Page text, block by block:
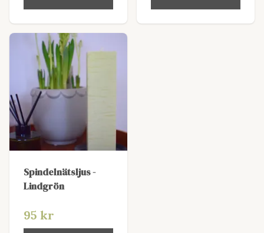
Spindelnätsljus -
Lindgrön
95 kr